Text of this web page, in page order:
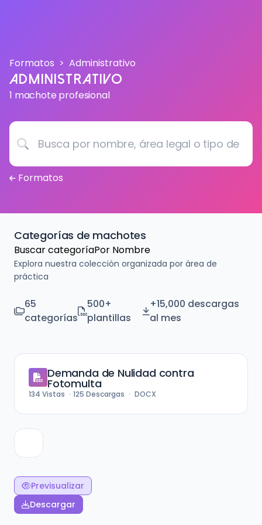
Formatos Administrativo
Administrativo
1 machote profesional
Busca por nombre, área legal o tipo de documento...
Formatos
Categorías de machotes
Buscar categoríaPor Nombre
Explora nuestra colección organizada por área de
práctica
65
categorías
500+
plantillas
+15,000 descargas
al mes
Demanda de Nulidad contra
Fotomulta
134 Vistas 125 Descargas DOCX
Previsualizar
Descargar